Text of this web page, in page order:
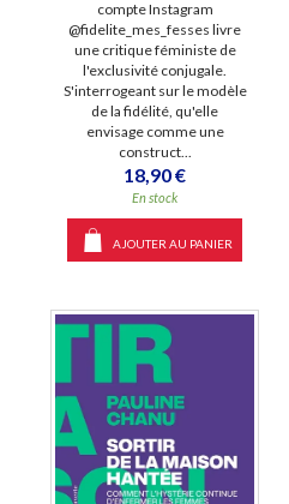
compte Instagram
@fidelite_mes_fesses livre
une critique féministe de
l'exclusivité conjugale.
S'interrogeant sur le modèle
de la fidélité, qu'elle
envisage comme une
construct...
18,90 €
En stock
AJOUTER AU PANIER